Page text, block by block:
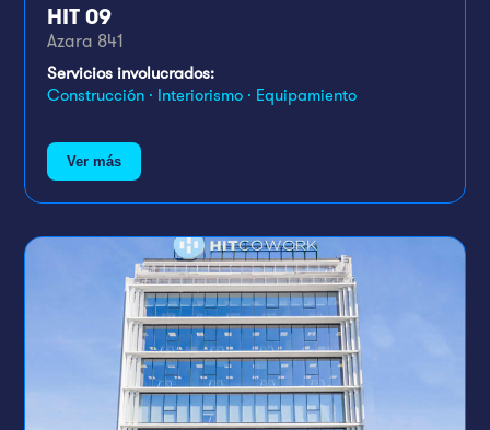
HIT 09
Azara 841
Servicios involucrados:
Construcción · Interiorismo · Equipamiento
Ver más